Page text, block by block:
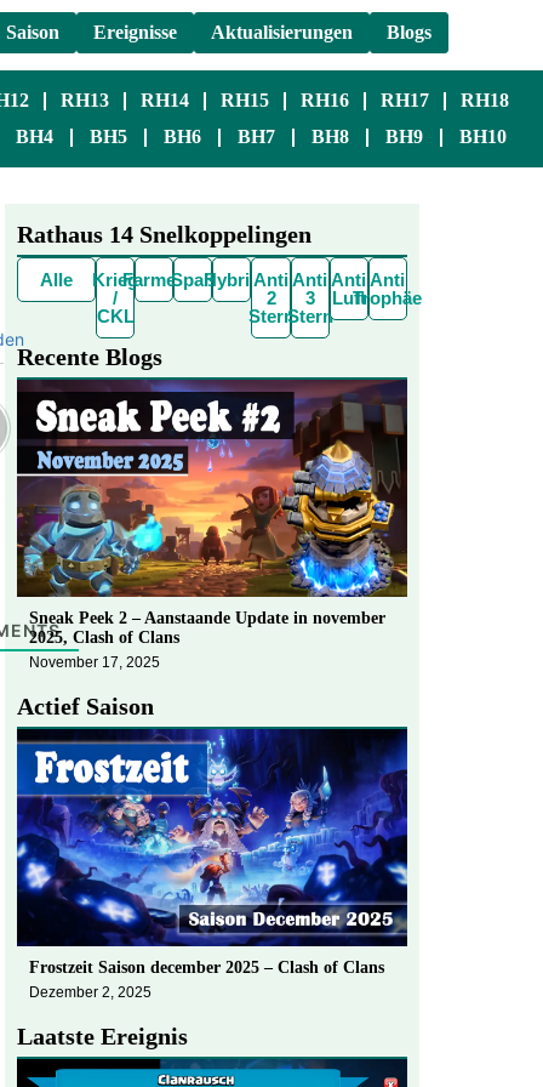
Saison Ereignisse Aktualisierungen Blogs
RH13 RH14 RH15 RH16 RH17
RH18
BH4 BH5 BH6 BH7 BH8 BH9 BH10
Rathaus 14 Snelkoppelingen
Alle
Krieg
/
CKL
FarmenSpaßHybridAnti
2
Stern
Anti
3
Stern
Anti
Luft
Anti
Trophäe
Recente Blogs
Sneak Peek 2 – Aanstaande Update in november
2025, Clash of Clans
November 17, 2025
Actief Saison
Frostzeit Saison december 2025 – Clash of Clans
Dezember 2, 2025
Laatste Ereignis